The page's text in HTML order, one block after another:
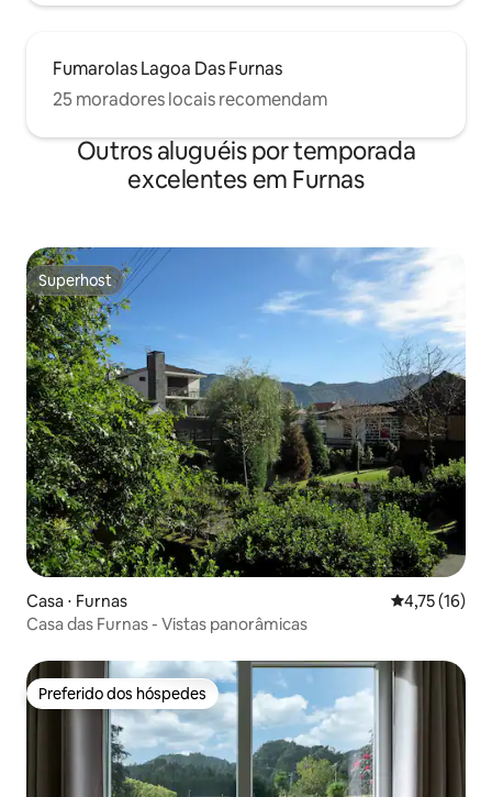
Fumarolas Lagoa Das Furnas
25 moradores locais recomendam
Outros aluguéis por temporada
excelentes em Furnas
Superhost
Superhost
Casa ⋅ Furnas 4,75 de uma
4,75 (16)
Casa das Furnas - Vistas panorâmicas
Preferido dos hóspedes
Preferido dos hóspedes